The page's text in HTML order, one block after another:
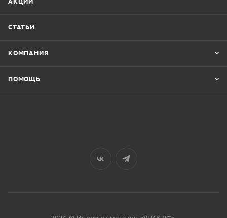
СТАТЬИ
КОМПАНИЯ
ПОМОЩЬ